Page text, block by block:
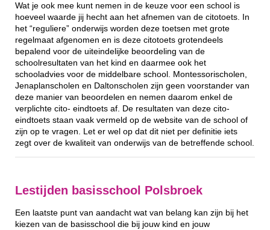
Wat je ook mee kunt nemen in de keuze voor een school is
hoeveel waarde jij hecht aan het afnemen van de citotoets. In
het “reguliere” onderwijs worden deze toetsen met grote
regelmaat afgenomen en is deze citotoets grotendeels
bepalend voor de uiteindelijke beoordeling van de
schoolresultaten van het kind en daarmee ook het
schooladvies voor de middelbare school. Montessorischolen,
Jenaplanscholen en Daltonscholen zijn geen voorstander van
deze manier van beoordelen en nemen daarom enkel de
verplichte cito- eindtoets af. De resultaten van deze cito-
eindtoets staan vaak vermeld op de website van de school of
zijn op te vragen. Let er wel op dat dit niet per definitie iets
zegt over de kwaliteit van onderwijs van de betreffende school.
Lestijden basisschool Polsbroek
Een laatste punt van aandacht wat van belang kan zijn bij het
kiezen van de basisschool die bij jouw kind en jouw